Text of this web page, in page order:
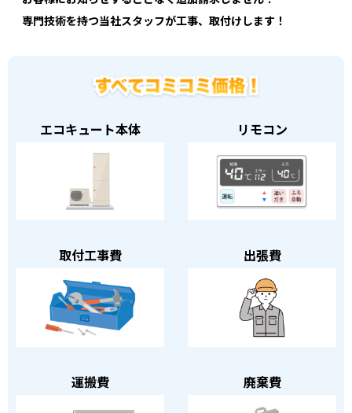
専門技術を持つ当社スタッフが工事、取付けします！
エコキュート本体 リモコン
取付工事費 出張費
運搬費 廃棄費